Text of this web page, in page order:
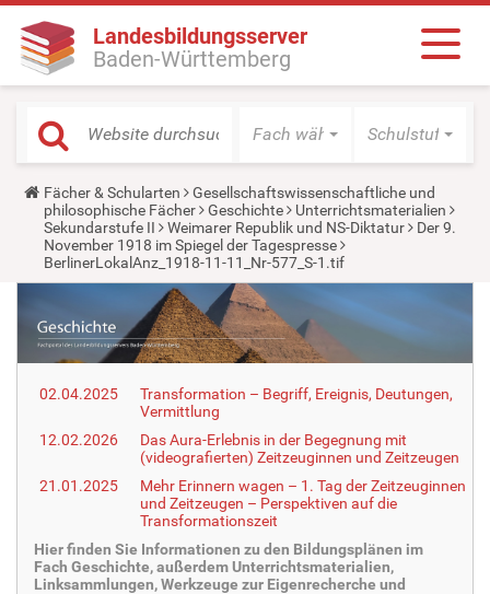
Landesbildungsserver
Baden-Württemberg
Fach wählen Schulstufe
Y
o
u
a
r
e
r
e
:
Fächer & Schularten
Gesellschaftswissenschaftliche und
philosophische Fächer
Geschichte
Unterrichtsmaterialien
Sekundarstufe II
Weimarer Republik und NS-Diktatur
Der 9.
November 1918 im Spiegel der Tagespresse
BerlinerLokalAnz_1918-11-11_Nr-577_S-1.tif
02.04.2025
Transformation – Begriff, Ereignis, Deutungen,
Vermittlung
12.02.2026
Das Aura-Erlebnis in der Begegnung mit
(videografierten) Zeitzeuginnen und Zeitzeugen
21.01.2025
Mehr Erinnern wagen – 1. Tag der Zeitzeuginnen
und Zeitzeugen – Perspektiven auf die
Transformationszeit
Hier finden Sie Informationen zu den Bildungsplänen im
Fach Geschichte, außerdem Unterrichtsmaterialien,
Linksammlungen, Werkzeuge zur Eigenrecherche und